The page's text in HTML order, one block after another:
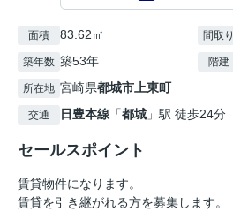
面積 83.62㎡ 間取り
築年数 築53年 階建
所在地 宮崎県都城市上東町
交通 日豊本線 「都城 」駅 徒歩24分
セールスポイント
賃貸物件になります。
賃貸を引き継がれる方を募集します。